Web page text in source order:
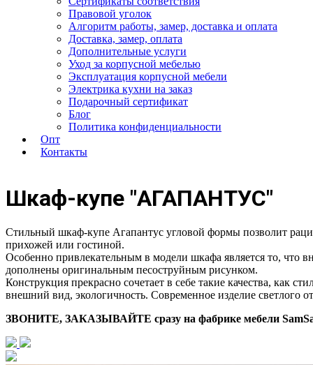
Правовой уголок
Алгоритм работы, замер, доставка и оплата
Доставка, замер, оплата
Дополнительные услуги
Уход за корпусной мебелью
Эксплуатация корпусной мебели
Электрика кухни на заказ
Подарочный сертификат
Блог
Политика конфиденциальности
Опт
Контакты
Шкаф-купе "АГАПАНТУС"
Стильный шкаф-купе Агапантус угловой формы позволит
прихожей или гостиной.
Особенно привлекательным в модели шкафа является то, что
дополнены оригинальным песоструйным рисунком.
Конструкция прекрасно сочетает в себе такие качества, как
внешний вид, экологичность. Современное изделие светлого
ЗВОНИТЕ, ЗАКАЗЫВАЙТЕ сразу на фабрике мебели